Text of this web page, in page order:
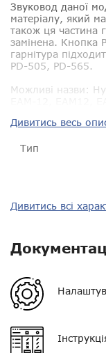
Звуковод даної
матеріалу, який
також ця частина
замінена. Кнопка
гарнітура
PD-505, PD-565.
Можливі назви :
Дивитись весь
Тип
Гарантія
VOX
Регулятор
Кліпса/затискач
Дивитись всі